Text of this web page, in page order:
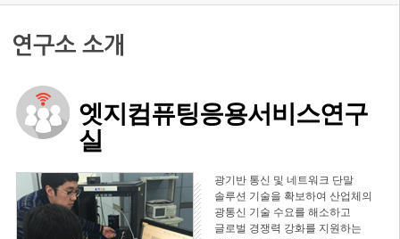
연구소 소개
엣지컴퓨팅응용서비스연구
실
광기반 통신 및 네트워크 단말
솔루션 기술을 확보하여 산업체의
광통신 기술 수요를 해소하고
글로벌 경쟁력 강화를 지원하는